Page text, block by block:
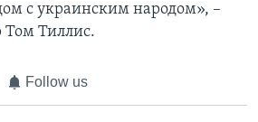
с украинским народом», –
Том Тиллис.
Follow us